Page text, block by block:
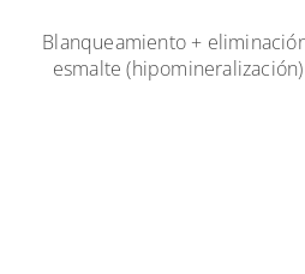
Blanqueamiento +
esmalte